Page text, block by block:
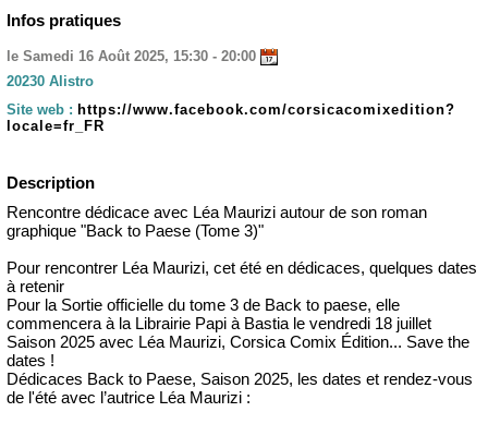
Infos pratiques
le Samedi 16 Août 2025, 15:30 - 20:00
20230 Alistro
Site web : https://www.facebook.com/corsicacomixedition?
locale=fr_FR
Description
Rencontre dédicace avec Léa Maurizi autour de son roman
graphique "Back to Paese (Tome 3)"
Pour rencontrer Léa Maurizi, cet été en dédicaces, quelques dates
à retenir
Pour la Sortie officielle du tome 3 de Back to paese, elle
commencera à la Librairie Papi à Bastia le vendredi 18 juillet
Saison 2025 avec Léa Maurizi, Corsica Comix Édition... Save the
dates !
Dédicaces Back to Paese, Saison 2025, les dates et rendez-vous
de l'été avec l’autrice Léa Maurizi :